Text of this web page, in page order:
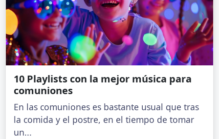
10 Playlists con la mejor música para
comuniones
En las comuniones es bastante usual que tras
la comida y el postre, en el tiempo de tomar
un...